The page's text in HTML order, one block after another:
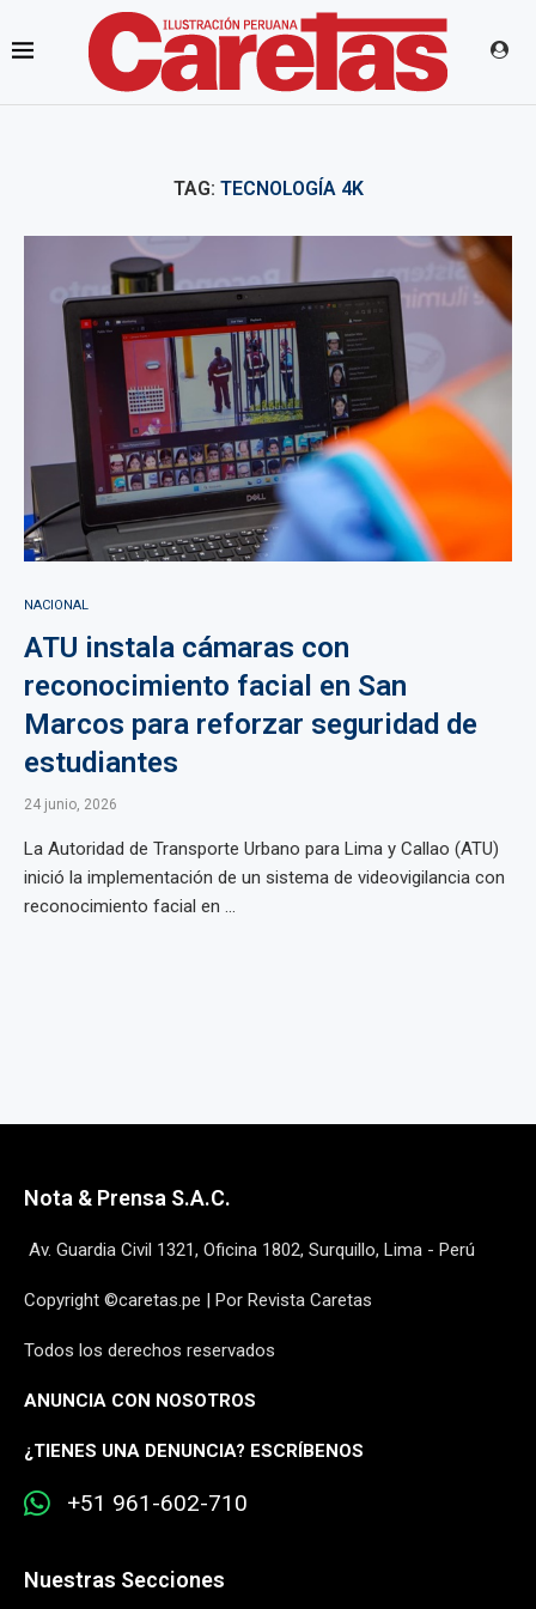
TAG: TECNOLOGÍA 4K
NACIONAL
ATU instala cámaras con
reconocimiento facial en San
Marcos para reforzar seguridad de
estudiantes
24 junio, 2026
La Autoridad de Transporte Urbano para Lima y Callao (ATU)
inició la implementación de un sistema de videovigilancia con
reconocimiento facial en ...
Nota & Prensa S.A.C.
Av. Guardia Civil 1321, Oficina 1802, Surquillo, Lima - Perú
Copyright ©caretas.pe | Por Revista Caretas
Todos los derechos reservados
ANUNCIA CON NOSOTROS
¿TIENES UNA DENUNCIA? ESCRÍBENOS
+51 961-602-710
Nuestras Secciones